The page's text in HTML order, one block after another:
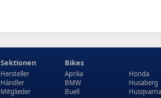
Sektionen
Hersteller
Händler
Mitglieder
Bikes
Aprilia
BMW
Buell
Honda
Husaberg
Husqvarna